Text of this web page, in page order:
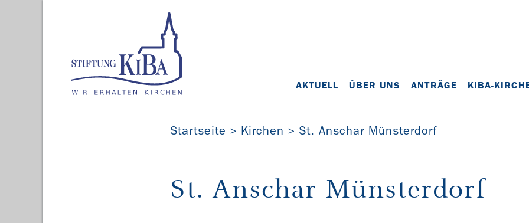
AKTUELL ÜBER UNS ANTRÄGE KIBA-
Startseite Kirchen St. Anschar Münsterdorf
St. Anschar Münsterdorf